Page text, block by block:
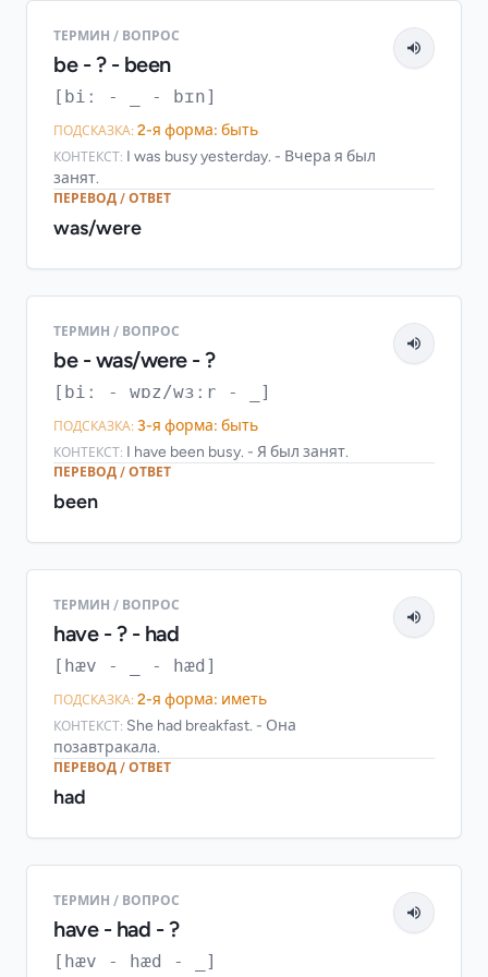
ТЕРМИН / ВОПРОС
be - ? - been
[biː - _ - bɪn]
ПОДСКАЗКА: 2-я форма: быть
КОНТЕКСТ:
I was busy yesterday. - Вчера я был
занят.
ПЕРЕВОД / ОТВЕТ
was/were
ТЕРМИН / ВОПРОС
be - was/were - ?
[biː - wɒz/wɜːr - _]
ПОДСКАЗКА: 3-я форма: быть
КОНТЕКСТ: I have been busy. - Я был занят.
ПЕРЕВОД / ОТВЕТ
been
ТЕРМИН / ВОПРОС
have - ? - had
[hæv - _ - hæd]
ПОДСКАЗКА: 2-я форма: иметь
КОНТЕКСТ: She had breakfast. - Она
позавтракала.
ПЕРЕВОД / ОТВЕТ
had
ТЕРМИН / ВОПРОС
have - had - ?
[hæv - hæd - _]